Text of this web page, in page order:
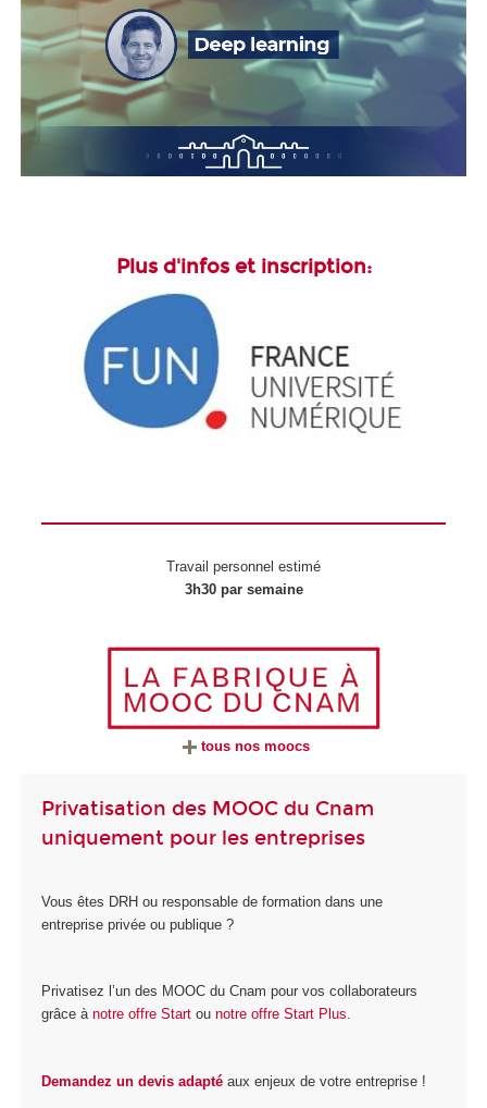
Plus d'infos et inscription:
Travail personnel estimé
3h30 par semaine
tous nos moocs
Privatisation des MOOC du Cnam
uniquement pour les entreprises
Vous êtes DRH ou responsable de formation dans une
entreprise privée ou publique ?
Privatisez l’un des MOOC du Cnam pour vos collaborateurs
grâce à notre offre Start ou notre offre Start Plus.
Demandez un devis adapté aux enjeux de votre entreprise !